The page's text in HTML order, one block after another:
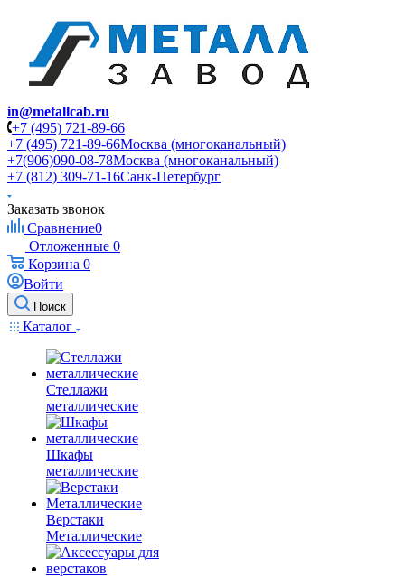
in@metallcab.ru
+7 (495) 721-89-66
+7 (495) 721-89-66Москва (многоканальный)
+7(906)090-08-78Москва (многоканальный)
+7 (812) 309-71-16Санк-Петербург
Заказать звонок
Сравнение0
Отложенные 0
Корзина 0
Войти
Поиск
Каталог
Стеллажи
металлические
Шкафы
металлические
Верстаки
Металлические